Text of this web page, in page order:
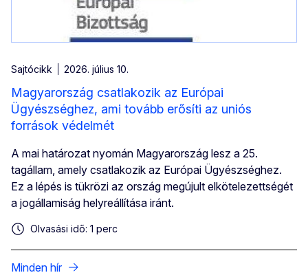
Sajtócikk 2026. július 10.
Magyarország csatlakozik az Európai
Ügyészséghez, ami tovább erősíti az uniós
források védelmét
A mai határozat nyomán Magyarország lesz a 25.
tagállam, amely csatlakozik az Európai Ügyészséghez.
Ez a lépés is tükrözi az ország megújult elkötelezettségét
a jogállamiság helyreállítása iránt.
Olvasási idő: 1 perc
Minden hír